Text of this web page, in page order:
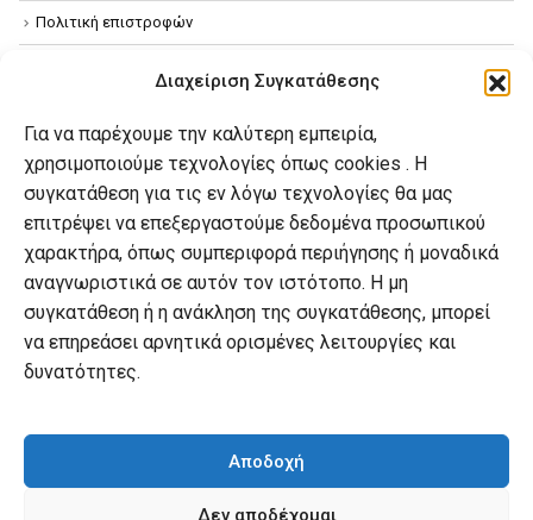
Διαχείριση Συγκατάθεσης
Για να παρέχουμε την καλύτερη εμπειρία,
χρησιμοποιούμε τεχνολογίες όπως cookies . Η
συγκατάθεση για τις εν λόγω τεχνολογίες θα μας
επιτρέψει να επεξεργαστούμε δεδομένα προσωπικού
χαρακτήρα, όπως συμπεριφορά περιήγησης ή μοναδικά
αναγνωριστικά σε αυτόν τον ιστότοπο. Η μη
συγκατάθεση ή η ανάκληση της συγκατάθεσης, μπορεί
να επηρεάσει αρνητικά ορισμένες λειτουργίες και
δυνατότητες.
Αποδοχή
Δεν αποδέχομαι
Πολιτική επιστροφών
Πολιτική Cookies
Ο λογαριασμός μου
Οι παραγγελίες μου
Λίστα επιθυμιών